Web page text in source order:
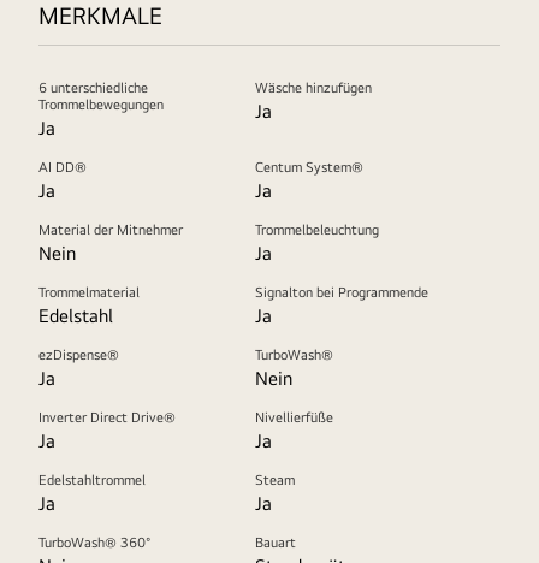
MERKMALE
6 unterschiedliche
Trommelbewegungen
Ja
Wäsche hinzufügen
Ja
AI DD®
Ja
Centum System®
Ja
Material der Mitnehmer
Nein
Trommelbeleuchtung
Ja
Trommelmaterial
Edelstahl
Signalton bei Programmende
Ja
ezDispense®
Ja
TurboWash®
Nein
Inverter Direct Drive®
Ja
Nivellierfüße
Ja
Edelstahltrommel
Ja
Steam
Ja
TurboWash® 360° Bauart